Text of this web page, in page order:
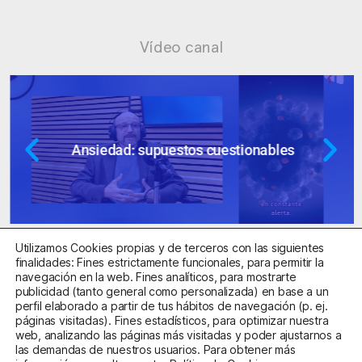
Vídeo canal
Ansiedad: supuestos cuestionables
Centro Sanitario Autorizado con el código E08737002
Aviso LegalPolítica de PrivacidadPolítica de Cookies
Utilizamos Cookies propias y de terceros con las siguientes
finalidades: Fines estrictamente funcionales, para permitir la
navegación en la web. Fines analíticos, para mostrarte
publicidad (tanto general como personalizada) en base a un
perfil elaborado a partir de tus hábitos de navegación (p. ej.
páginas visitadas). Fines estadísticos, para optimizar nuestra
web, analizando las páginas más visitadas y poder ajustarnos a
las demandas de nuestros usuarios. Para obtener más